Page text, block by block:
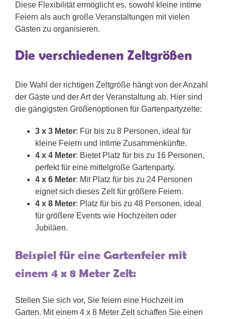
Diese Flexibilität ermöglicht es, sowohl kleine intime
Feiern als auch große Veranstaltungen mit vielen
Gästen zu organisieren.
Die verschiedenen Zeltgrößen
Die Wahl der richtigen Zeltgröße hängt von der Anzahl
der Gäste und der Art der Veranstaltung ab. Hier sind
die gängigsten Größenoptionen für Gartenpartyzelte:
3 x 3 Meter: Für bis zu 8 Personen, ideal für
kleine Feiern und intime Zusammenkünfte.
4 x 4 Meter: Bietet Platz für bis zu 16 Personen,
perfekt für eine mittelgroße Gartenparty.
4 x 6 Meter: Mit Platz für bis zu 24 Personen
eignet sich dieses Zelt für größere Feiern.
4 x 8 Meter: Platz für bis zu 48 Personen, ideal
für größere Events wie Hochzeiten oder
Jubiläen.
Beispiel für eine Gartenfeier mit
einem 4 x 8 Meter Zelt:
Stellen Sie sich vor, Sie feiern eine Hochzeit im
Garten. Mit einem 4 x 8 Meter Zelt schaffen Sie einen